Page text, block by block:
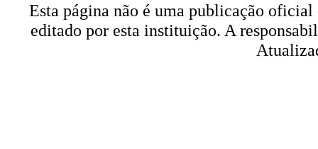
Esta página não é uma publicação
editado por esta instituição. A